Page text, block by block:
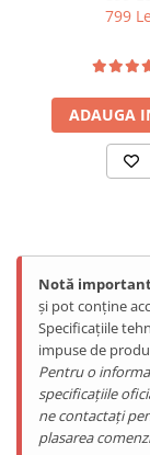
Tablete Doogee
Telefoane Mobile
Produse Unihertz
Telefoane Mobile
Tablete Unihertz
Tablete Blackview
Casti Audio
Produse Fossibot
Telefoane Mobile
Tablete Fossibot
Produse Oukitel
Telefoane Mobile
Ulefone Armor
colosală de
standby sau
sistem dual-
Dimensity
Baterie
Record
8GB), 128GB,
799
ADAUGA
Notă
și pot conține
Specificațiile
impuse de
Pentru o
specificațiile
ne contactați
plasarea